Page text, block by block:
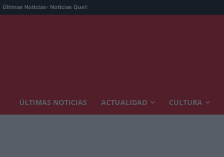
Últimas Noticias- Noticias Que!:
ÚLTIMAS NOTICIAS ACTUALIDAD CULTURA